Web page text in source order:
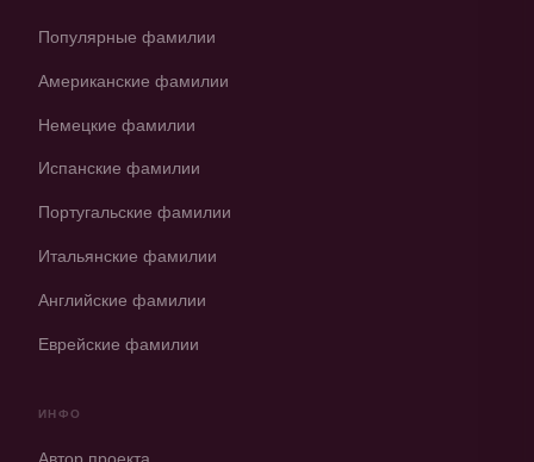
Популярные фамилии
Американские фамилии
Немецкие фамилии
Испанские фамилии
Португальские фамилии
Итальянские фамилии
Английские фамилии
Еврейские фамилии
ИНФО